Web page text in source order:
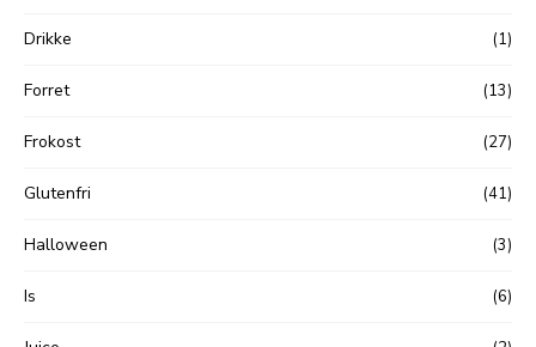
Drikke (1)
Forret (13)
Frokost (27)
Glutenfri (41)
Halloween (3)
Is (6)